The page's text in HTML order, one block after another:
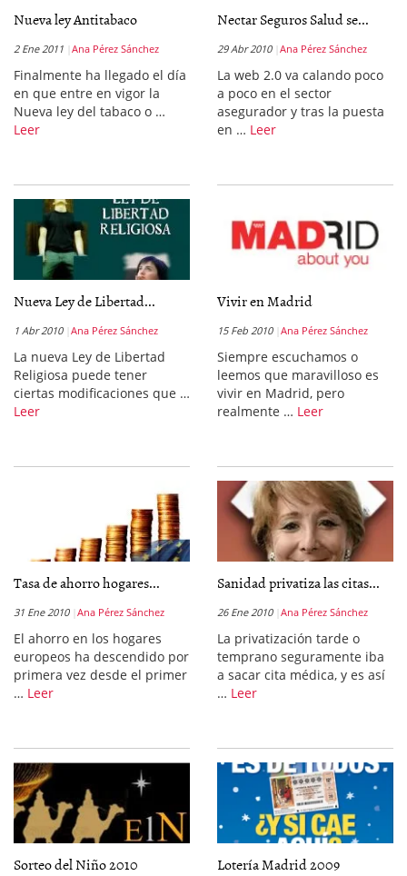
Nueva ley Antitabaco
2 Ene 2011 Ana Pérez Sánchez
Finalmente ha llegado el día
en que entre en vigor la
Nueva ley del tabaco o …
Leer
Nectar Seguros Salud se...
29 Abr 2010 Ana Pérez Sánchez
La web 2.0 va calando poco
a poco en el sector
asegurador y tras la puesta
en … Leer
Nueva Ley de Libertad...
1 Abr 2010 Ana Pérez Sánchez
La nueva Ley de Libertad
Religiosa puede tener
ciertas modificaciones que …
Leer
Vivir en Madrid
15 Feb 2010 Ana Pérez Sánchez
Siempre escuchamos o
leemos que maravilloso es
vivir en Madrid, pero
realmente … Leer
Tasa de ahorro hogares...
31 Ene 2010 Ana Pérez Sánchez
El ahorro en los hogares
europeos ha descendido por
primera vez desde el primer
… Leer
Sanidad privatiza las citas...
26 Ene 2010 Ana Pérez Sánchez
La privatización tarde o
temprano seguramente iba
a sacar cita médica, y es así
… Leer
Sorteo del Niño 2010 Lotería Madrid 2009